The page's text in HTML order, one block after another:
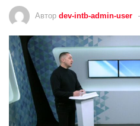
Автор dev-intb-admin-user